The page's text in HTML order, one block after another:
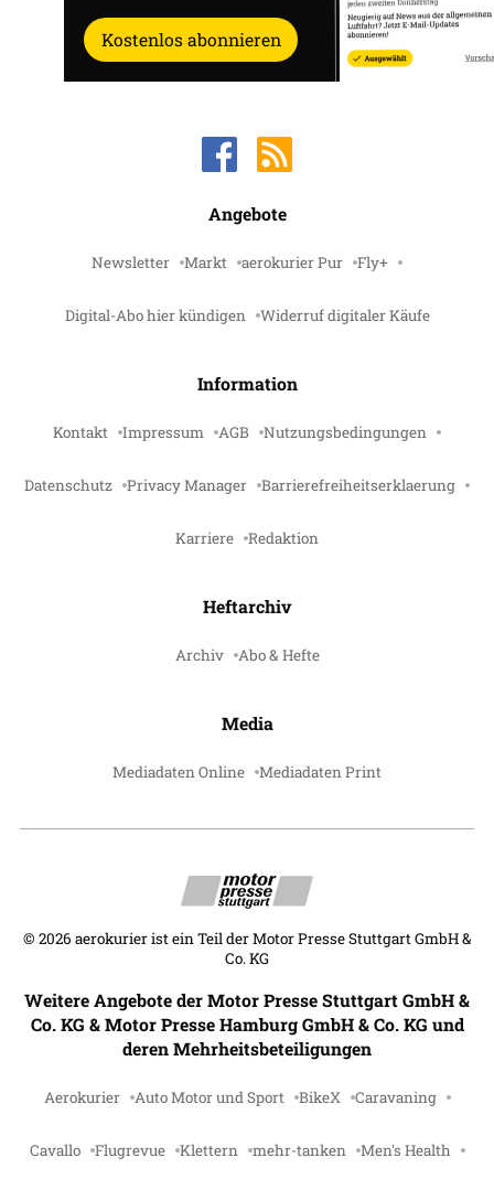
Kostenlos abonnieren
Angebote
Newsletter Markt aerokurier Pur Fly+
Digital-Abo hier kündigen Widerruf digitaler Käufe
Information
Kontakt Impressum AGB Nutzungsbedingungen
Datenschutz Privacy Manager Barrierefreiheitserklaerung
Karriere Redaktion
Heftarchiv
Archiv Abo & Hefte
Media
Mediadaten Online Mediadaten Print
© 2026 aerokurier ist ein Teil der Motor Presse Stuttgart GmbH &
Co. KG
Weitere Angebote der Motor Presse Stuttgart GmbH &
Co. KG & Motor Presse Hamburg GmbH & Co. KG und
deren Mehrheitsbeteiligungen
Aerokurier Auto Motor und Sport BikeX Caravaning
Cavallo Flugrevue Klettern mehr-tanken Men's Health